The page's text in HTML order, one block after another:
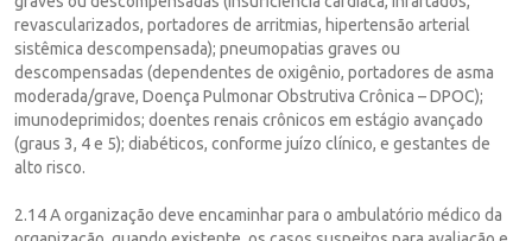
revascularizados, portadores de arritmias, hipertensão arterial
sistêmica descompensada); pneumopatias graves ou
descompensadas (dependentes de oxigênio, portadores de asma
moderada/grave, Doença Pulmonar Obstrutiva Crônica – DPOC);
imunodeprimidos; doentes renais crônicos em estágio avançado
(graus 3, 4 e 5); diabéticos, conforme juízo clínico, e gestantes de
alto risco.
2.14 A organização deve encaminhar para o ambulatório médico da